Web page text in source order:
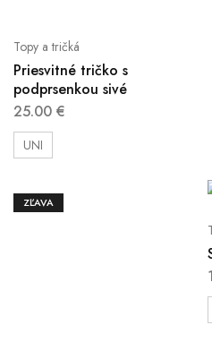
Topy a tričká
Priesvitné tričko s
podprsenkou sivé
25.00 €
UNI
ZĽAVA